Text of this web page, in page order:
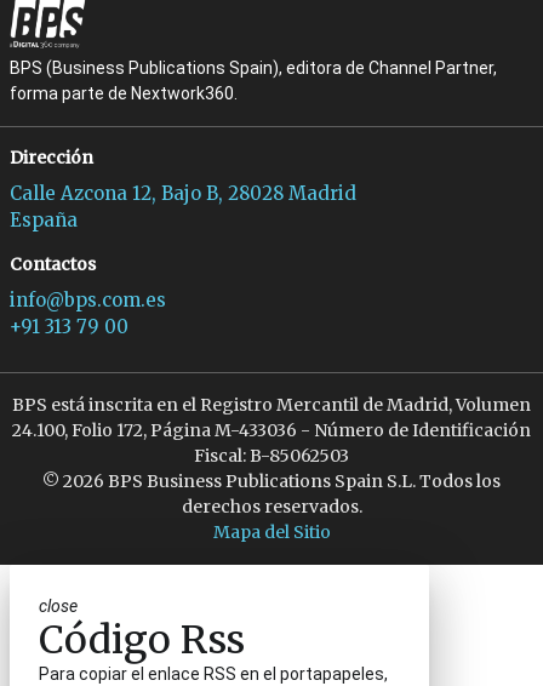
BPS (Business Publications Spain), editora de Channel Partner,
forma parte de Nextwork360.
Dirección
Calle Azcona 12, Bajo B, 28028 Madrid
España
Contactos
info@bps.com.es
+91 313 79 00
BPS está inscrita en el Registro Mercantil de Madrid, Volumen
24.100, Folio 172, Página M-433036 - Número de Identificación
Fiscal: B-85062503
© 2026 BPS Business Publications Spain S.L. Todos los
derechos reservados.
Mapa del Sitio
close
Código Rss
Para copiar el enlace RSS en el portapapeles,